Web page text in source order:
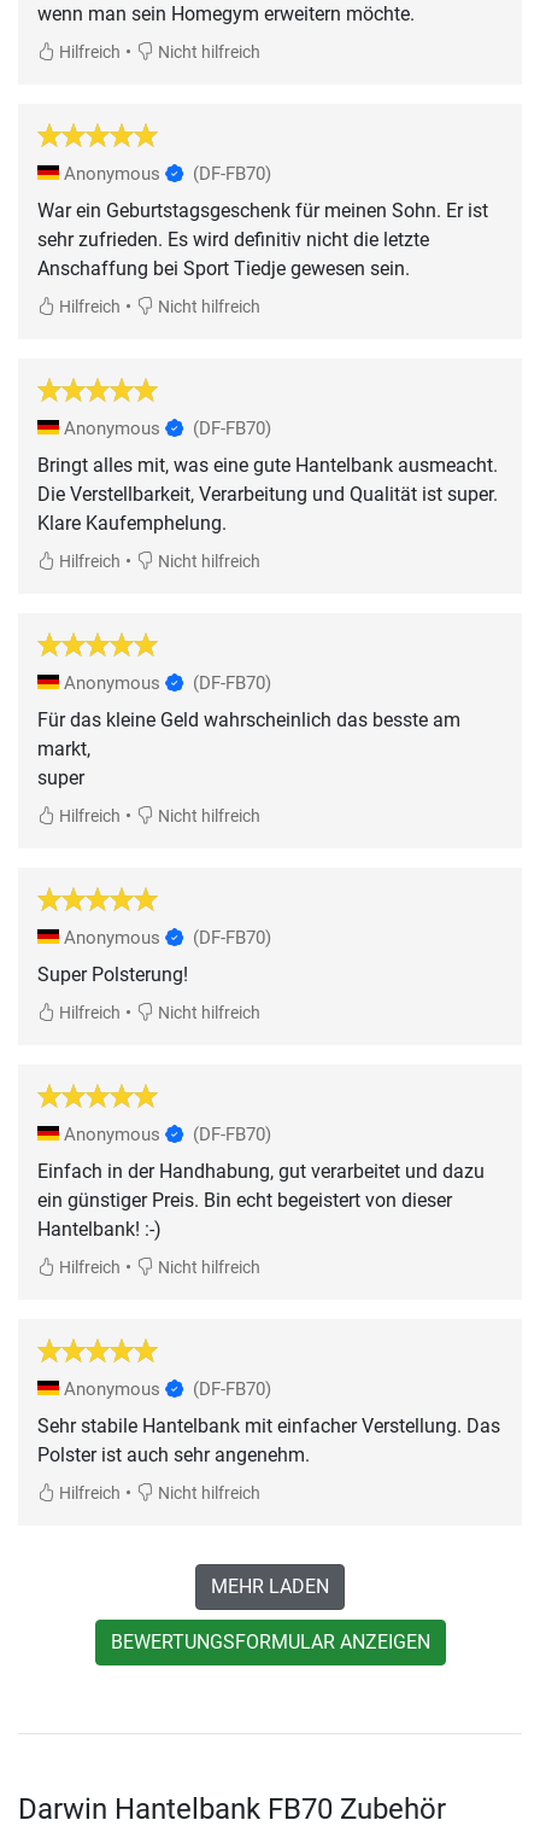
wenn man sein Homegym erweitern möchte.
Hilfreich • Nicht hilfreich
Anonymous (DF-FB70)
War ein Geburtstagsgeschenk für meinen Sohn. Er ist
sehr zufrieden. Es wird definitiv nicht die letzte
Anschaffung bei Sport Tiedje gewesen sein.
Hilfreich • Nicht hilfreich
Anonymous (DF-FB70)
Bringt alles mit, was eine gute Hantelbank ausmeacht.
Die Verstellbarkeit, Verarbeitung und Qualität ist super.
Klare Kaufemphelung.
Hilfreich • Nicht hilfreich
Anonymous (DF-FB70)
Für das kleine Geld wahrscheinlich das besste am
markt,
super
Hilfreich • Nicht hilfreich
Anonymous (DF-FB70)
Super Polsterung!
Hilfreich • Nicht hilfreich
Anonymous (DF-FB70)
Einfach in der Handhabung, gut verarbeitet und dazu
ein günstiger Preis. Bin echt begeistert von dieser
Hantelbank! :-)
Hilfreich • Nicht hilfreich
Anonymous (DF-FB70)
Sehr stabile Hantelbank mit einfacher Verstellung. Das
Polster ist auch sehr angenehm.
Hilfreich • Nicht hilfreich
MEHR LADEN
BEWERTUNGSFORMULAR ANZEIGEN
Darwin Hantelbank FB70 Zubehör